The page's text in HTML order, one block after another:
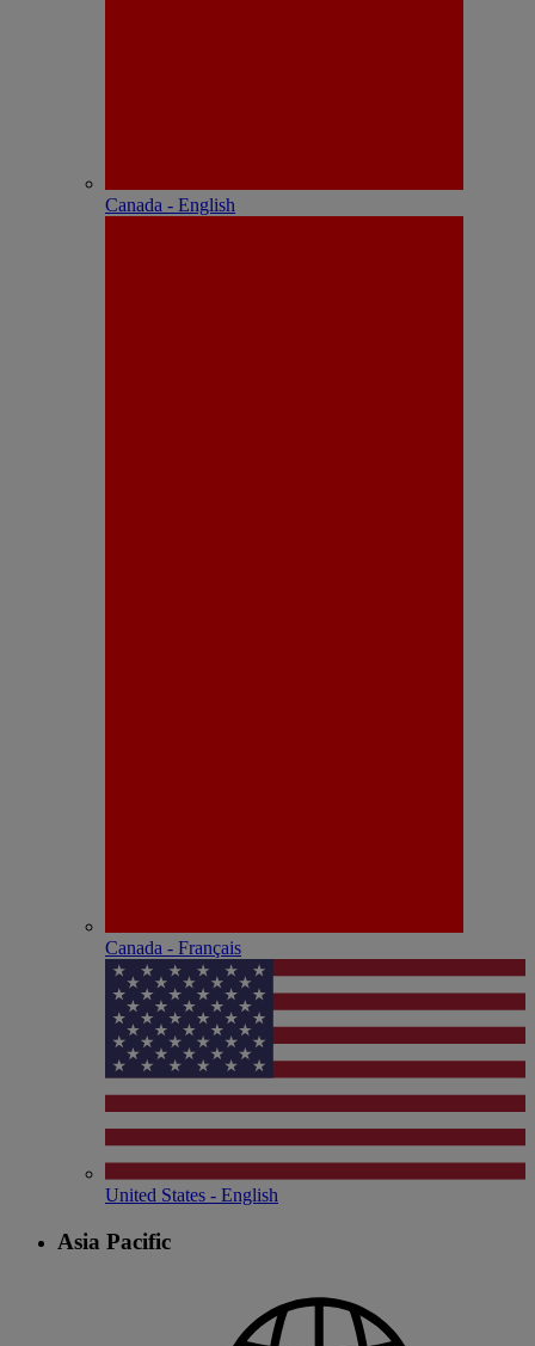
Canada - English
Canada - Français
United States - English
Asia Pacific